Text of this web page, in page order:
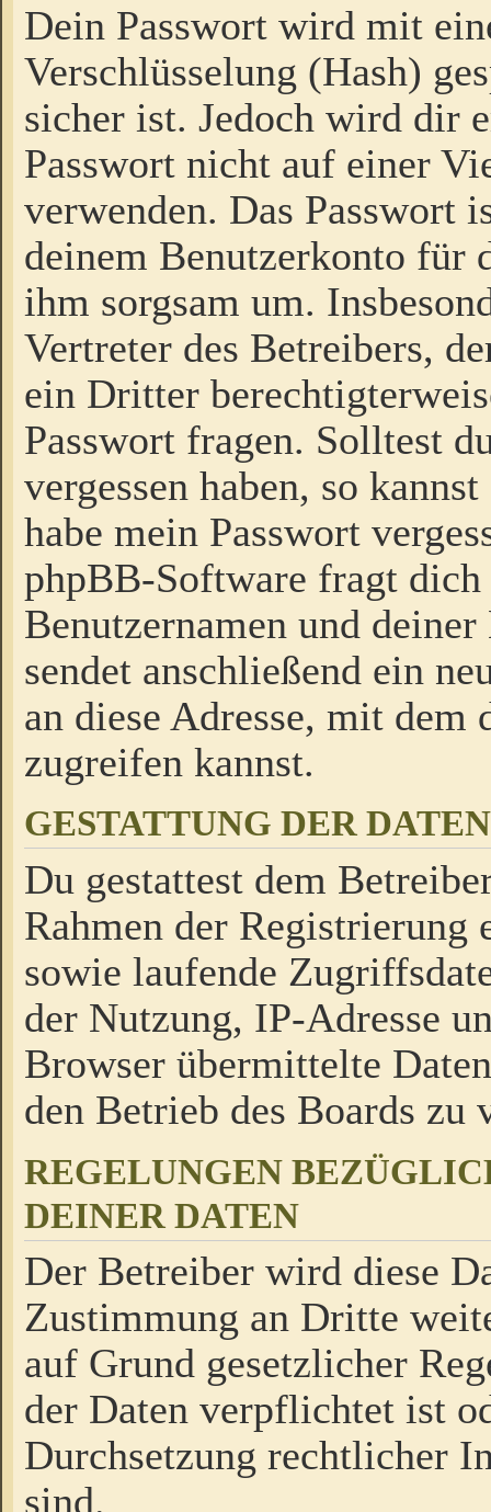
Dein Passwort wird mit
Verschlüsselung (Hash)
sicher ist. Jedoch wird dir
Passwort nicht auf einer
verwenden. Das Passwort
deinem Benutzerkonto für
ihm sorgsam um.
Vertreter des Betreibers,
ein Dritter
Passwort fragen. Solltest
vergessen haben, so
habe mein Passwort
phpBB-Software fragt dich
Benutzernamen und
sendet anschließend ein
an diese Adresse, mit dem
zugreifen kannst.
GESTATTUNG DER
Du gestattest dem
Rahmen der Registrierung
sowie laufende
der Nutzung, IP-Adresse
Browser übermittelte
den Betrieb des Boards zu
REGELUNGEN
DEINER DATEN
Der Betreiber wird diese
Zustimmung an Dritte
auf Grund gesetzlicher
der Daten verpflichtet ist
Durchsetzung rechtlicher
sind.